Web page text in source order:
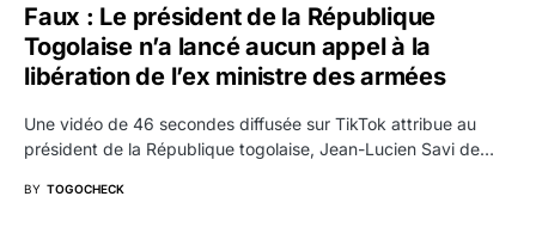
Faux : Le président de la République
Togolaise n’a lancé aucun appel à la
libération de l’ex ministre des armées
Une vidéo de 46 secondes diffusée sur TikTok attribue au
président de la République togolaise, Jean-Lucien Savi de…
BY TOGOCHECK